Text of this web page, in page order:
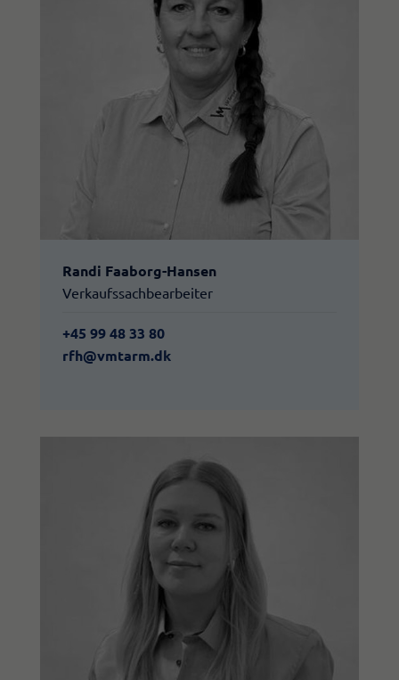
Randi Faaborg-Hansen
Verkaufssachbearbeiter
+45 99 48 33 80
rfh@vmtarm.dk